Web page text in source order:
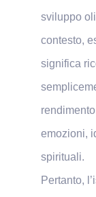
sviluppo
contesto,
significa
emozioni,
spirituali.
Pertanto,